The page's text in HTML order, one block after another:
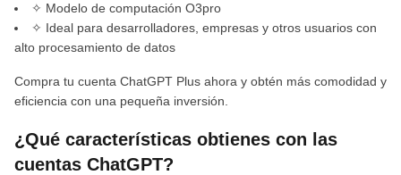
✧ Modelo de computación O3pro
✧ Ideal para desarrolladores, empresas y otros usuarios con
alto procesamiento de datos
Compra tu cuenta ChatGPT Plus ahora y obtén más comodidad y
eficiencia con una pequeña inversión.
¿Qué características obtienes con las
cuentas ChatGPT?